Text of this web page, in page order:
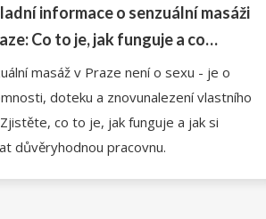
informace o senzuální masáži
Co to je, jak funguje a co
masáž v Praze není o sexu - je o
doteku a znovunalezení vlastního
co to je, jak funguje a jak si
důvěryhodnou pracovnu.